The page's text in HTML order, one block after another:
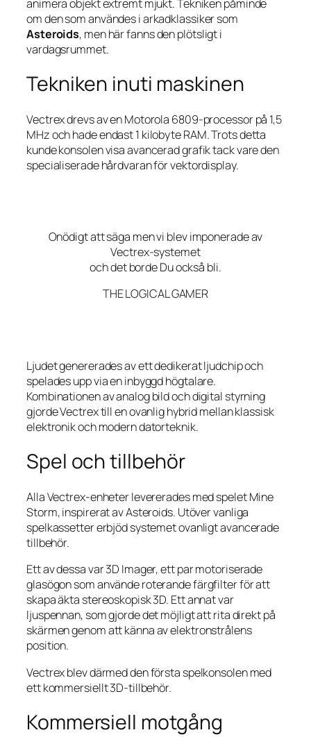
animera objekt extremt mjukt. Tekniken påminde
om den som användes i arkadklassiker som
Asteroids, men här fanns den plötsligt i
vardagsrummet.
Tekniken inuti maskinen
Vectrex drevs av en Motorola 6809-processor på 1,5
MHz och hade endast 1 kilobyte RAM. Trots detta
kunde konsolen visa avancerad grafik tack vare den
specialiserade hårdvaran för vektordisplay.
Onödigt att säga men vi blev imponerade av
Vectrex-systemet
och det borde Du också bli.
THE LOGICAL GAMER
Ljudet genererades av ett dedikerat ljudchip och
spelades upp via en inbyggd högtalare.
Kombinationen av analog bild och digital styrning
gjorde Vectrex till en ovanlig hybrid mellan klassisk
elektronik och modern datorteknik.
Spel och tillbehör
Alla Vectrex-enheter levererades med spelet Mine
Storm, inspirerat av Asteroids. Utöver vanliga
spelkassetter erbjöd systemet ovanligt avancerade
tillbehör.
Ett av dessa var 3D Imager, ett par motoriserade
glasögon som använde roterande färgfilter för att
skapa äkta stereoskopisk 3D. Ett annat var
ljuspennan, som gjorde det möjligt att rita direkt på
skärmen genom att känna av elektronstrålens
position.
Vectrex blev därmed den första spelkonsolen med
ett kommersiellt 3D-tillbehör.
Kommersiell motgång